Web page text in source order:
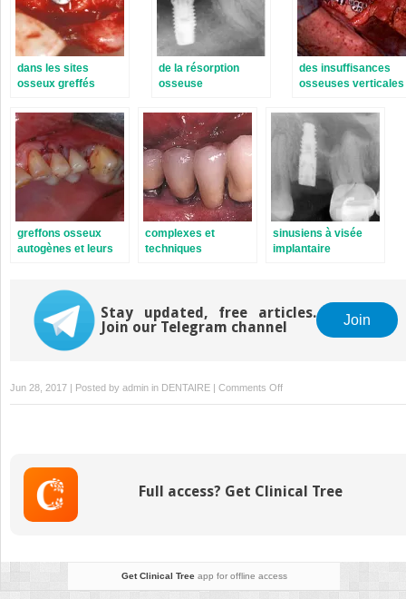
dans les sites
osseux greffés
de la résorption
osseuse
des insuffisances
osseuses verticales
greffons osseux
autogènes et leurs
complexes et
techniques
sinusiens à visée
implantaire
Stay updated, free articles.
Join our Telegram channel
Join
Jun 28, 2017 | Posted by admin in DENTAIRE | Comments Offon
aux
implantaire
Full access? Get Clinical Tree
Get Clinical Treeapp for offline access